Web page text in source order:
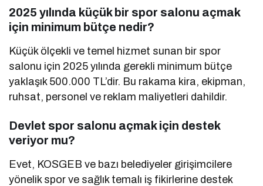
2025 yılında küçük bir spor salonu açmak
için minimum bütçe nedir?
Küçük ölçekli ve temel hizmet sunan bir spor
salonu için 2025 yılında gerekli minimum bütçe
yaklaşık 500.000 TL’dir. Bu rakama kira, ekipman,
ruhsat, personel ve reklam maliyetleri dahildir.
Devlet spor salonu açmak için destek
veriyor mu?
Evet, KOSGEB ve bazı belediyeler girişimcilere
yönelik spor ve sağlık temalı iş fikirlerine destek